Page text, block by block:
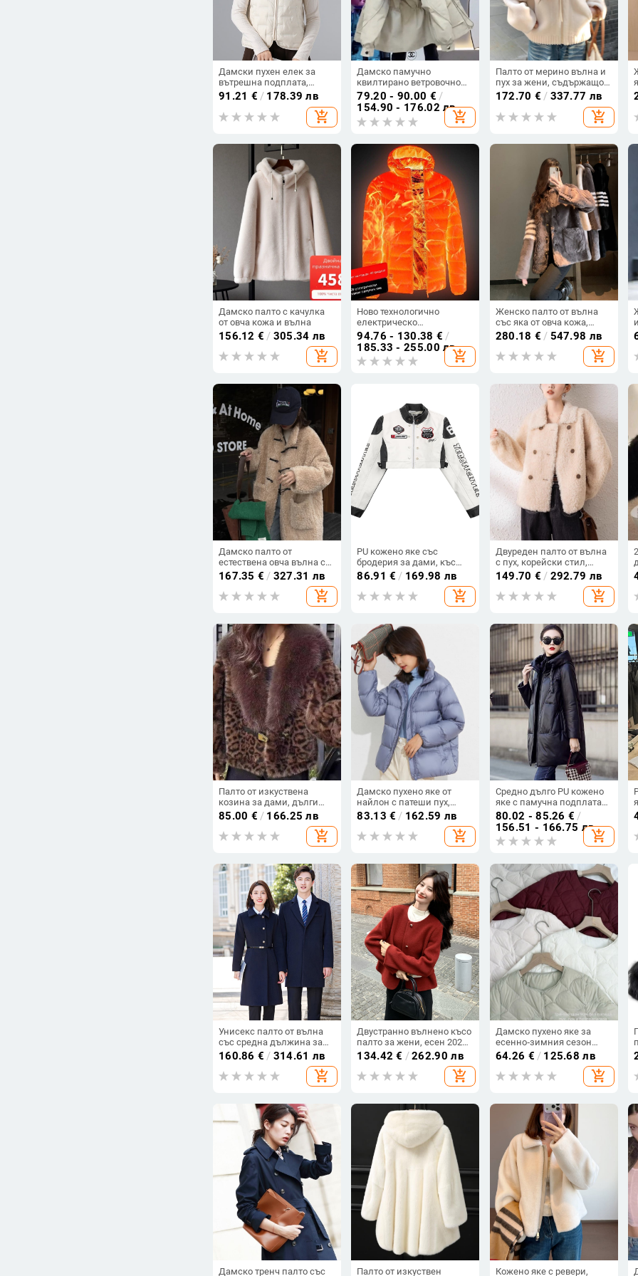
Дамски пухен елек за
вътрешна подплата,
дебел, зимно-есенен
модел 2025, без ръкави,
къс стил
91.21 € / 178.39 лв
add_shopping_cart
Дамско памучно
квилтирано ветровочно
яке с качулка, средна
дължина, тясна талия,
градски стил
79.20 - 90.00 € /
154.90 - 176.02 лв
add_shopping_cart
Палто от мерино вълна и
пух за жени, съдържащо
над 95% вълна, материя:
вълна, дълги ръкави
172.70 € / 337.77 лв
add_shopping_cart
Дамско палто с качулка
от овча кожа и вълна
156.12 € / 305.34 лв
add_shopping_cart
Ново технологично
електрическо
отоплително яке с
памучна подплата за
мъже и жени,
интелигентно
отоплителни дрехи,
зимно палто
94.76 - 130.38 € /
185.33 - 255.00 лв
add_shopping_cart
Женско палто от вълна
със яка от овча кожа,
средна дължина, дълги
280.18 € / 547.98 лв
add_shopping_cart
Дамско палто от
естествена овча вълна с
копчета от рог, пухено
палто, средна дължина
167.35 € / 327.31 лв
add_shopping_cart
PU кожено яке със
бродерия за дами, къс
модел, стойка яка, цип
отпред, дълги ръкави,
градски мотоциклетен
86.91 € / 169.98 лв
add_shopping_cart
Двуреден палто от вълна
с пух, корейски стил,
дълги ръкави, 95% вълна
149.70 € / 292.79 лв
add_shopping_cart
Палто от изкуствена
козина за дами, дълги
ръкави, с яка от
изкуствена козина и
контрастна яка, есен 2024
85.00 € / 166.25 лв
add_shopping_cart
Дамско пухено яке от
найлон с патеши пух,
средна плътност, редовна
кройка, стойкова яка,
дължина 50-65 cm
83.13 € / 162.59 лв
add_shopping_cart
Средно дълго PU кожено
яке с памучна подплата
за жени, корейски кокон
силует, удебелен
свободен крой, цип за
затваряне
80.02 - 85.26 € /
156.51 - 166.75 лв
add_shopping_cart
Унисекс палто от вълна
със средна дължина за
хотелски мениджър —
бизнес облекло, смес
вълна 50–70% и
полиестер 30–50%, зима
160.86 € / 314.61 лв
add_shopping_cart
Двустранно вълнено късо
палто за жени, есен 2025,
кашмир 30–50%,
полиестер под 30%
134.42 € /262.90 лв
add_shopping_cart
Дамско пухено яке за
есенно‑зимния сезон
2025, леко, кръгло деколте
и вътрешна подплата, 86–
90% бял патеши пух,
64.26 € / 125.68 лв
add_shopping_cart
Дамско тренч палто със Палто от изкуствен Кожено яке с ревери,